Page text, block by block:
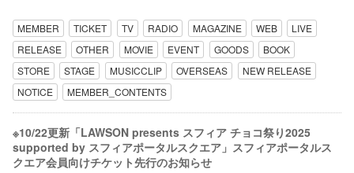
MEMBER TICKET TV RADIO MAGAZINE WEB
LIVE
RELEASE
OTHER MOVIE EVENT GOODS
BOOK
STORE
STAGE MUSICCLIP OVERSEAS
NEW RELEASE
NOTICE
MEMBER_CONTENTS
※10/22更新「LAWSON presents スフィア チョコ祭り2025
supported by スフィアポータルスクエア」スフィアポータルス
クエア会員向けチケット先行のお知らせ